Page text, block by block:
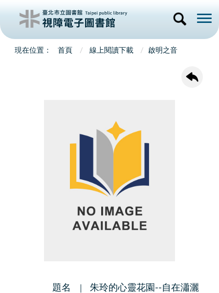
首頁 線上閱讀下載 啟明之音
題名
朱玲的心靈花園--自在瀟灑